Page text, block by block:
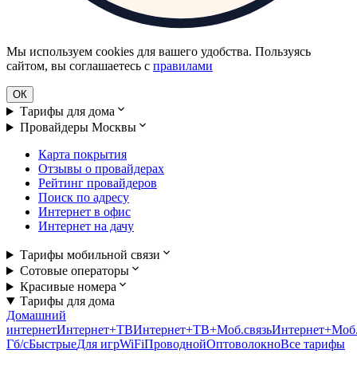
Мы используем cookies для вашего удобства. Пользуясь
сайтом, вы соглашаетесь с правилами
ОК
Тарифы для дома
Провайдеры Москвы
Карта покрытия
Отзывы о провайдерах
Рейтинг провайдеров
Поиск по адресу
Интернет в офис
Интернет на дачу
Тарифы мобильной связи
Сотовые операторы
Красивые номера
Тарифы для дома
Домашний
интернетИнтернет+ТВИнтернет+ТВ+Моб.связь
Гб/cБыстрыеДля игрWiFiПроводнойОптоволокноВсе тарифы